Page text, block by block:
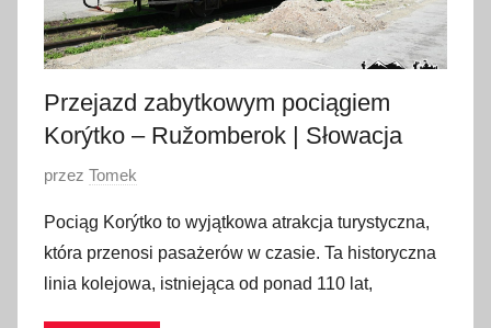
Przejazd zabytkowym pociągiem
Korýtko – Ružomberok | Słowacja
O
u
b
l
i
przez Tomek
Pociąg Korýtko to wyjątkowa atrakcja turystyczna,
która przenosi pasażerów w czasie. Ta historyczna
linia kolejowa, istniejąca od ponad 110 lat,